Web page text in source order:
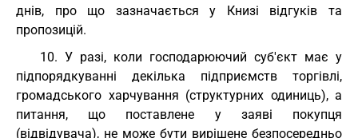
днів, про що зазначається у Книзі відгуків та
пропозицій.
10. У разі, коли господарюючий суб'єкт має у
підпорядкуванні декілька підприємств торгівлі,
громадського харчування (структурних одиниць), а
питання, що поставлене у заяві покупця
(відвідувача), не може бути вирішене безпосередньо